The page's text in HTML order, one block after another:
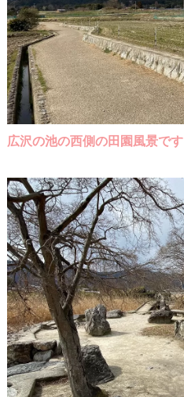
広沢の池の西側の田園風景です